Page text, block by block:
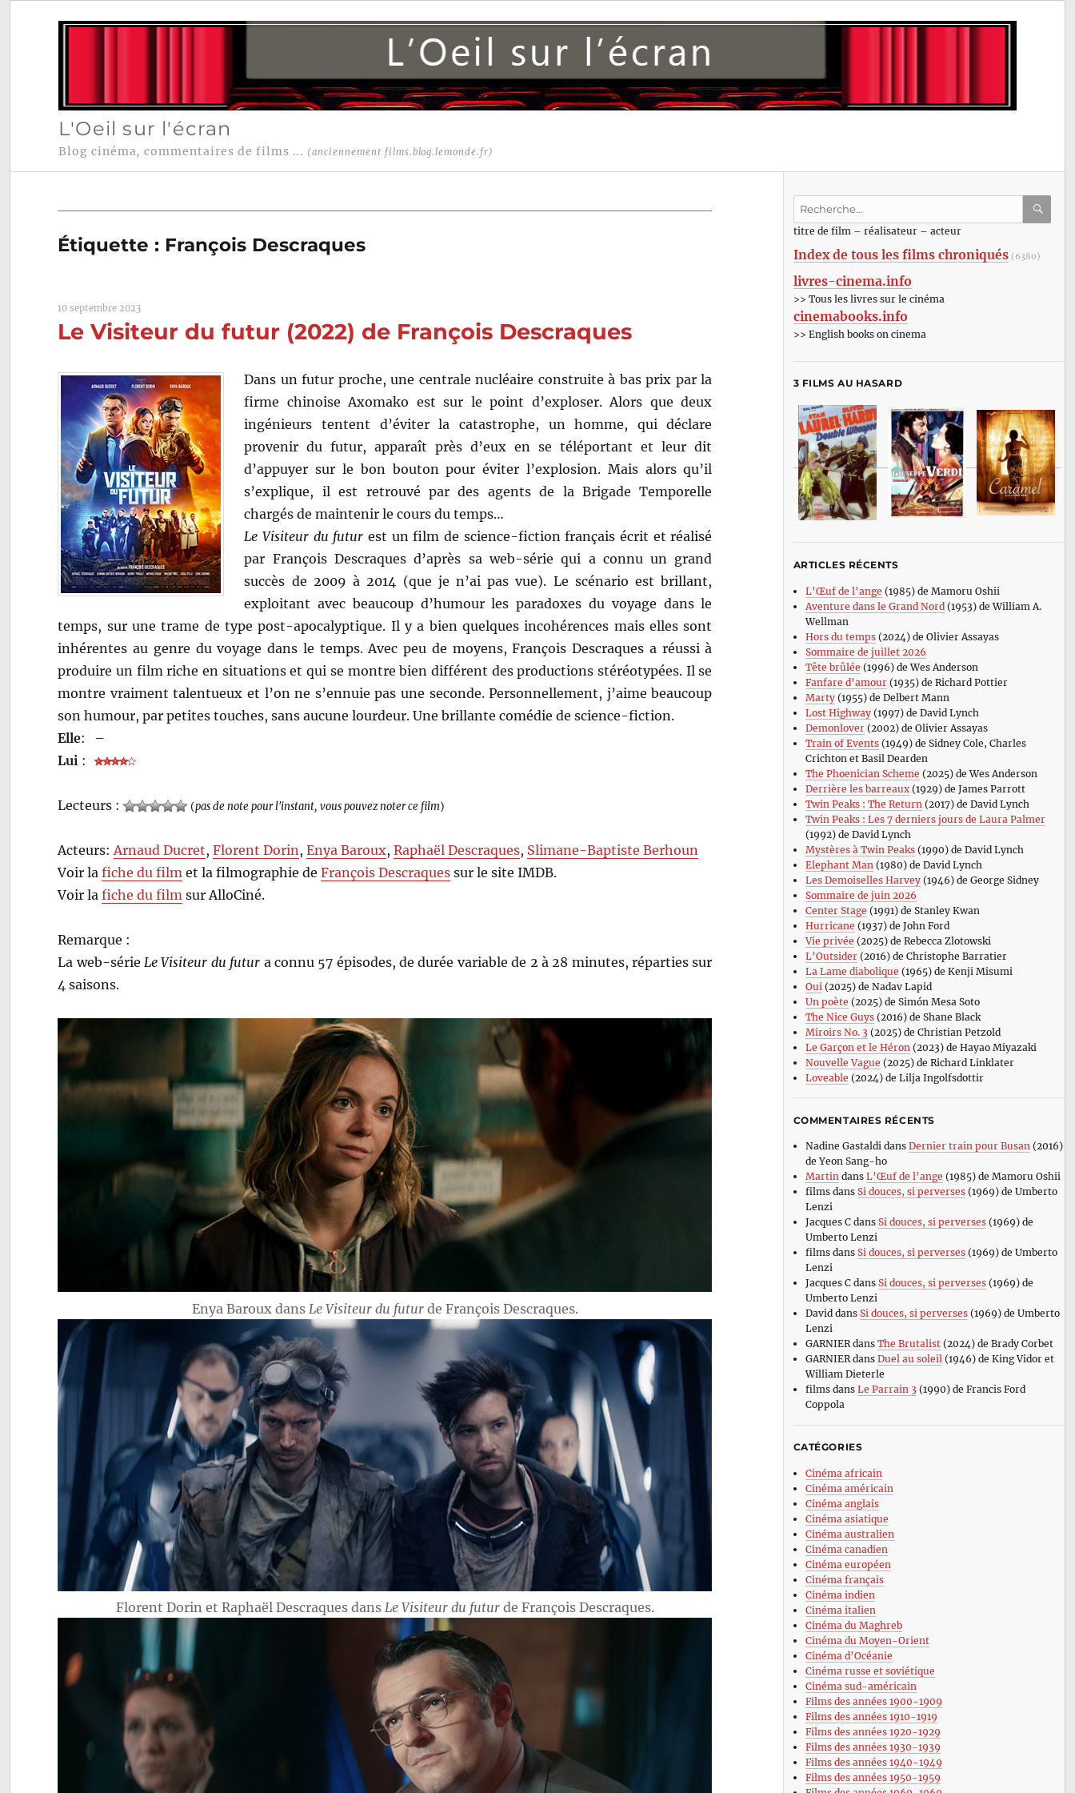
L'Oeil sur l'écran
Blog cinéma, commentaires de films ... (anciennement films.blog.lemonde.fr)
Étiquette : François Descraques
10 septembre 2023
Le Visiteur du futur (2022) de François Descraques
Dans un futur proche, une centrale nucléaire construite à bas prix par la
firme chinoise Axomako est sur le point d’exploser. Alors que deux
ingénieurs tentent d’éviter la catastrophe, un homme, qui déclare
provenir du futur, apparaît près d’eux en se téléportant et leur dit
d’appuyer sur le bon bouton pour éviter l’explosion. Mais alors qu’il
s’explique, il est retrouvé par des agents de la Brigade Temporelle
chargés de maintenir le cours du temps…
Le Visiteur du futur est un film de science-fiction français écrit et réalisé
par François Descraques d’après sa web-série qui a connu un grand
succès de 2009 à 2014 (que je n’ai pas vue). Le scénario est brillant,
exploitant avec beaucoup d’humour les paradoxes du voyage dans le
temps, sur une trame de type post-apocalyptique. Il y a bien quelques incohérences mais elles sont
inhérentes au genre du voyage dans le temps. Avec peu de moyens, François Descraques a réussi à
produire un film riche en situations et qui se montre bien différent des productions stéréotypées. Il se
montre vraiment talentueux et l’on ne s’ennuie pas une seconde. Personnellement, j’aime beaucoup
son humour, par petites touches, sans aucune lourdeur. Une brillante comédie de science-fiction.
Elle:
–
Lui :
Lecteurs : (pas de note pour l'instant, vous pouvez noter ce film)
Acteurs: Arnaud Ducret,Florent Dorin ,Enya Baroux,Raphaël Descraques, Slimane-Baptiste Berhoun
Voir lafiche du film et la filmographie deFrançois Descraques sur le site IMDB.
Voir lafiche du film sur AlloCiné.
Remarque :
La web-série Le Visiteur du futur a connu 57 épisodes, de durée variable de 2 à 28 minutes, réparties sur
4 saisons.
Enya Baroux dans Le Visiteur du futurde François Descraques.
Florent Dorin et Raphaël Descraques dans Le Visiteur du futurde François Descraques.
Recherche
:titre de film – réalisateur – acteur
Index de tous les films chroniqués (6380)
livres-cinema.info
>> Tous les livres sur le cinéma
cinemabooks.info
>> English books on cinema
3 FILMS AU HASARD
ARTICLES RÉCENTS
L’Œuf de l’ange (1985) de Mamoru Oshii
Aventure dans le Grand Nord(1953) de William A.
Wellman
Hors du temps(2024) de Olivier Assayas
Sommaire de juillet 2026
Tête brûlée (1996) de Wes Anderson
Fanfare d’amour(1935) de Richard Pottier
Marty(1955) de Delbert Mann
Lost Highway(1997) de David Lynch
Demonlover(2002) de Olivier Assayas
Train of Events(1949) de Sidney Cole, Charles
Crichton et Basil Dearden
The Phoenician Scheme (2025) de Wes Anderson
Derrière les barreaux(1929) de James Parrott
Twin Peaks : The Return (2017) de David Lynch
Twin Peaks : Les 7 derniers jours de Laura Palmer
(1992) de David Lynch
Mystères à Twin Peaks(1990) de David Lynch
Elephant Man (1980) de David Lynch
Les Demoiselles Harvey(1946) de George Sidney
Sommaire de juin 2026
Center Stage (1991) de Stanley Kwan
Hurricane (1937) de John Ford
Vie privée (2025) de Rebecca Zlotowski
L’Outsider(2016) de Christophe Barratier
La Lame diabolique (1965) de Kenji Misumi
Oui (2025) de Nadav Lapid
Un poète (2025) de Simón Mesa Soto
The Nice Guys(2016) de Shane Black
Miroirs No. 3 (2025) de Christian Petzold
Le Garçon et le Héron (2023) de Hayao Miyazaki
Nouvelle Vague (2025) de Richard Linklater
Loveable (2024) de Lilja Ingolfsdottir
COMMENTAIRES RÉCENTS
Nadine Gastaldidans Dernier train pour Busan(2016)
de Yeon Sang-ho
Martindans L’Œuf de l’ange (1985) de Mamoru Oshii
filmsdans Si douces, si perverses(1969) de Umberto
Lenzi
Jacques Cdans Si douces, si perverses(1969) de
Umberto Lenzi
filmsdans Si douces, si perverses(1969) de Umberto
Lenzi
Jacques Cdans Si douces, si perverses(1969) de
Umberto Lenzi
Daviddans Si douces, si perverses(1969) de Umberto
Lenzi
GARNIERdans The Brutalist(2024) de Brady Corbet
GARNIERdans Duel au soleil(1946) de King Vidor et
William Dieterle
filmsdans Le Parrain 3 (1990) de Francis Ford
Coppola
CATÉGORIES
Cinéma africain
Cinéma américain
Cinéma anglais
Cinéma asiatique
Cinéma australien
Cinéma canadien
Cinéma européen
Cinéma français
Cinéma indien
Cinéma italien
Cinéma du Maghreb
Cinéma du Moyen-Orient
Cinéma d’Océanie
Cinéma russe et soviétique
Cinéma sud-américain
Films des années 1900-1909
Films des années 1910-1919
Films des années 1920-1929
Films des années 1930-1939
Films des années 1940-1949
Films des années 1950-1959